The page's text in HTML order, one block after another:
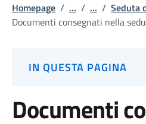
Homepage / ... / ... / Seduta
Documenti consegnati nella
IN QUESTA PAGINA
Documenti